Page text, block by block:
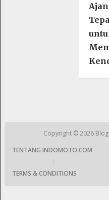
Copyright © 2026
TENTANG INDOMOTO.COM
TERMS & CONDITIONS